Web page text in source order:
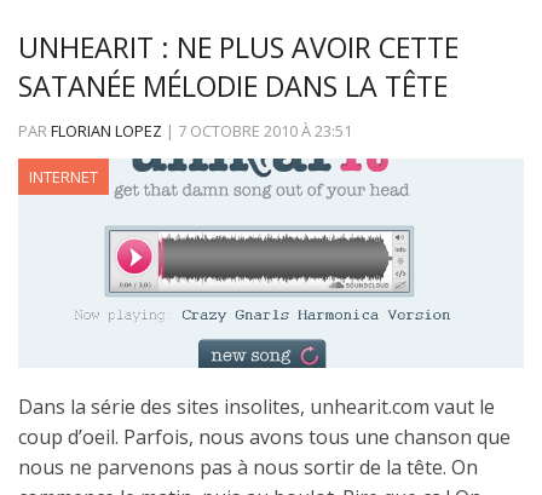
UNHEARIT : NE PLUS AVOIR CETTE
SATANÉE MÉLODIE DANS LA TÊTE
PARFLORIAN LOPEZ | 7 OCTOBRE 2010À23:51
INTERNET
Dans la série des sites insolites, unhearit.com vaut le
coup d’oeil. Parfois, nous avons tous une chanson que
nous ne parvenons pas à nous sortir de la tête. On